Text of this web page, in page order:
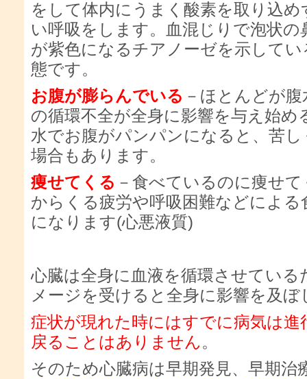
をして体内にうまく酸素を取り込
い呼吸をします。血混じりで泡状の
が紫色になるチアノーゼを示して
態です。
お腹が膨らんでいる －ほとんどが
の循環不全が全身に影響を与え始
水でお腹がパンパンになると、苦
場合もあります。
痩せてくる －食べているのに痩せ
からくる疲労や呼吸困難などによ
になります(心悪液質)
心臓は全身に血液を循環させてい
メージを受けると全身に影響を及ぼ
症状が現れた時にはすでに病気は進
戻ることはありません。
そのため心臓病は早期発見、早期治